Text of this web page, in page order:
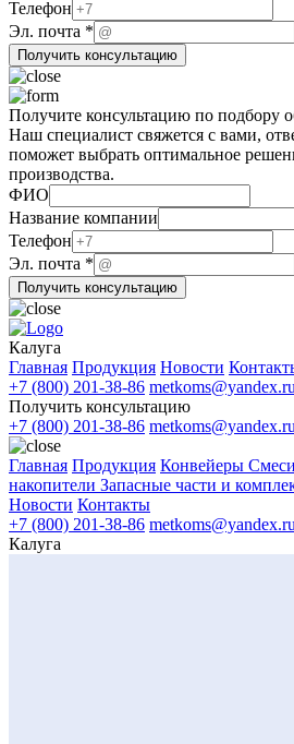
Телефон
Эл. почта *
Получить консультацию
Получите консультацию по подбору
Наш специалист свяжется с вами,
поможет выбрать оптимальное
производства.
ФИО
Название компании
ФИО
Телефон
почта
Телефон
Эл. почта *
Получить консультацию
Калуга
Главная Продукция Новости
+7 (800) 201-38-86 metkoms@yandex.ru
Получить консультацию
+7 (800) 201-38-86 metkoms@yandex.ru
Главная Продукция Конвейеры
накопители Запасные части и
Новости Контакты
+7 (800) 201-38-86 metkoms@yandex.ru
Калуга